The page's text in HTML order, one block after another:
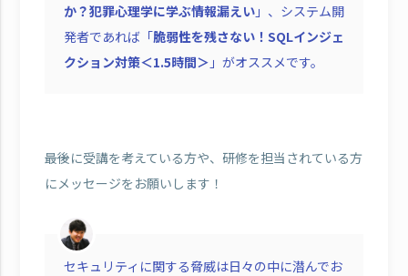
か？犯罪心理学に学ぶ情報漏えい」、システム開
発者であれば「脆弱性を残さない！SQLインジェ
クション対策＜1.5時間＞ 」がオススメです。
――最後に受講を考えている方や、研修を担当されている方
にメッセージをお願いします！
セキュリティに関する脅威は日々の中に潜んでお